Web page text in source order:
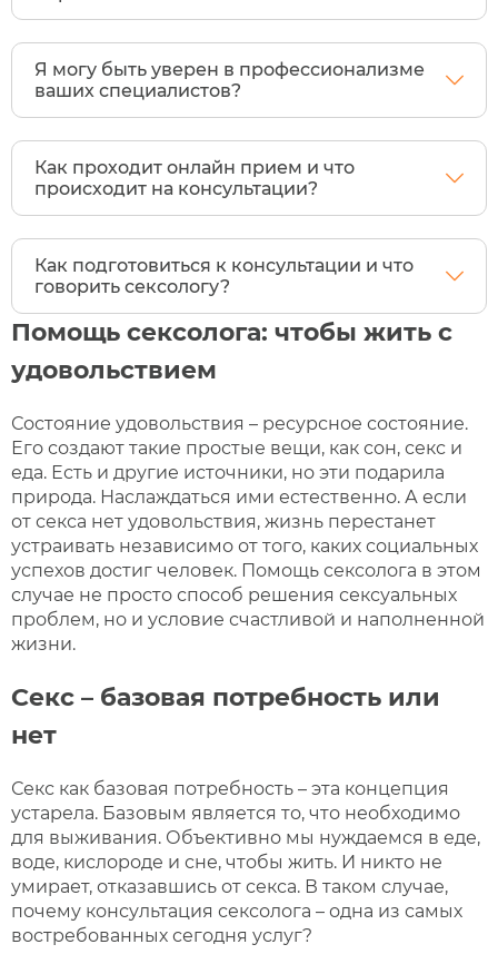
Я могу быть уверен в профессионализме
ваших специалистов?
Как проходит онлайн прием и что
происходит на консультации?
Как подготовиться к консультации и что
говорить сексологу?
Помощь сексолога: чтобы жить с
удовольствием
Состояние удовольствия – ресурсное состояние.
Его создают такие простые вещи, как сон, секс и
еда. Есть и другие источники, но эти подарила
природа. Наслаждаться ими естественно. А если
от секса нет удовольствия, жизнь перестанет
устраивать независимо от того, каких социальных
успехов достиг человек. Помощь сексолога в этом
случае не просто способ решения сексуальных
проблем, но и условие счастливой и наполненной
жизни.
Секс – базовая потребность или
нет
Секс как базовая потребность – эта концепция
устарела. Базовым является то, что необходимо
для выживания. Объективно мы нуждаемся в еде,
воде, кислороде и сне, чтобы жить. И никто не
умирает, отказавшись от секса. В таком случае,
почему консультация сексолога – одна из самых
востребованных сегодня услуг?